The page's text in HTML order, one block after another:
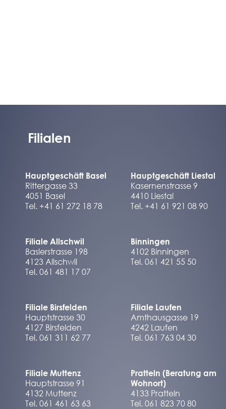
Filialen
Hauptgeschäft Basel
Rittergasse 33
4051 Basel
Tel. +41 61 272 18 78
Hauptgeschäft Liestal
Kasernenstrasse 9
4410 Liestal
Tel. +41 61 921 08 90
Filiale Allschwil
Baslerstrasse 198
4123 Allschwil
Tel. 061 481 17 07
Binningen
4102 Binningen
Tel. 061 421 55 50
Filiale Birsfelden
Hauptstrasse 30
4127 Birsfelden
Tel. 061 311 62 77
Filiale Laufen
Amthausgasse 19
4242 Laufen
Tel. 061 763 04 30
Filiale Muttenz
Hauptstrasse 91
4132 Muttenz
Tel. 061 461 63 63
Pratteln (Beratung am
Wohnort)
4133 Pratteln
Tel. 061 823 70 80